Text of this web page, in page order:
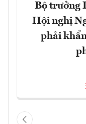
Bộ trưởng
Hội nghị
phải